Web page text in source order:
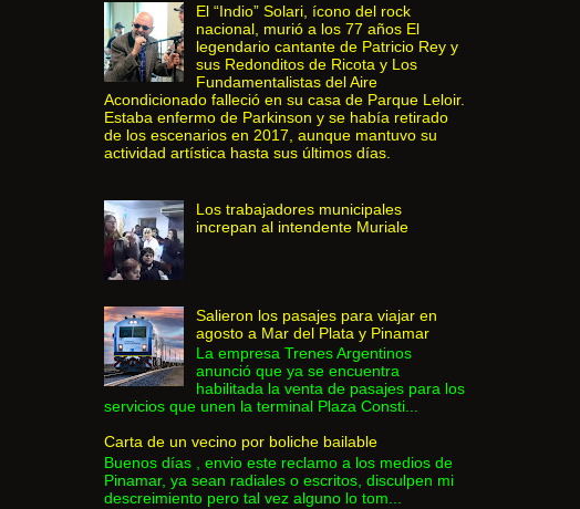
El “Indio” Solari, ícono del rock
nacional, murió a los 77 años El
legendario cantante de Patricio Rey y
sus Redonditos de Ricota y Los
Fundamentalistas del Aire
Acondicionado falleció en su casa de Parque Leloir.
Estaba enfermo de Parkinson y se había retirado
de los escenarios en 2017, aunque mantuvo su
actividad artística hasta sus últimos días.
Los trabajadores municipales
increpan al intendente Muriale
Salieron los pasajes para viajar en
agosto a Mar del Plata y Pinamar
La empresa Trenes Argentinos
anunció que ya se encuentra
habilitada la venta de pasajes para los
servicios que unen la terminal Plaza Consti...
Carta de un vecino por boliche bailable
Buenos días , envio este reclamo a los medios de
Pinamar, ya sean radiales o escritos, disculpen mi
descreimiento pero tal vez alguno lo tom...